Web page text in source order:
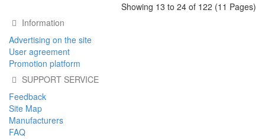
Showing 13 to 24 of 122 (11 Pages)
Information
Advertising on the site
User agreement
Promotion platform
SUPPORT SERVICE
Feedback
Site Map
Manufacturers
FAQ